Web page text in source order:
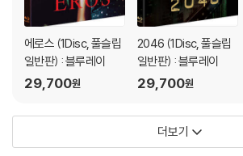
에로스 (1Disc, 풀슬립
일반판) : 블루레이
29,700원
2046 (1Disc, 풀슬립
일반판) : 블루레이
29,700원
더보기